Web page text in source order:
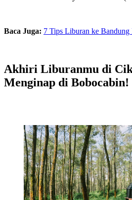
Baca Juga: 7 Tips Liburan ke
Akhiri Liburanmu di
Menginap di Bobocabin!